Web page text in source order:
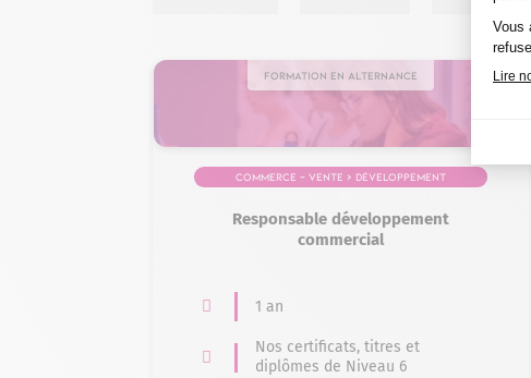
Formation en alternance
Commerce – Vente > Développement
Responsable développement
commercial
1 an
Nos certificats, titres et
diplômes de Niveau 6